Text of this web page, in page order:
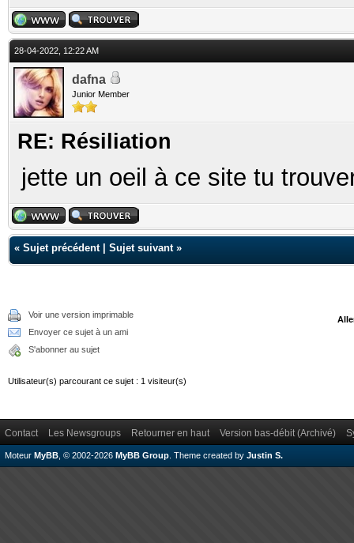
28-04-2022, 12:22 AM
dafna
Junior Member
RE: Résiliation
jette un oeil à ce site tu
« Sujet précédent| Sujet suivant»
Voir une version imprimable
Envoyer ce sujet à un ami
S'abonner au sujet
Utilisateur(s) parcourant ce sujet : 1 visiteur(s)
Contact Les Newsgroups Retourner en haut Version bas-débit (Archivé)
Moteur MyBB, © 2002-2026 MyBB Group. Theme created by Justin S.